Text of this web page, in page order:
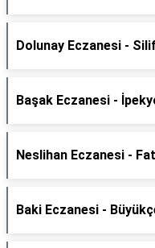
Dolunay Eczanesi -
Başak Eczanesi -
Neslihan Eczanesi -
Baki Eczanesi -